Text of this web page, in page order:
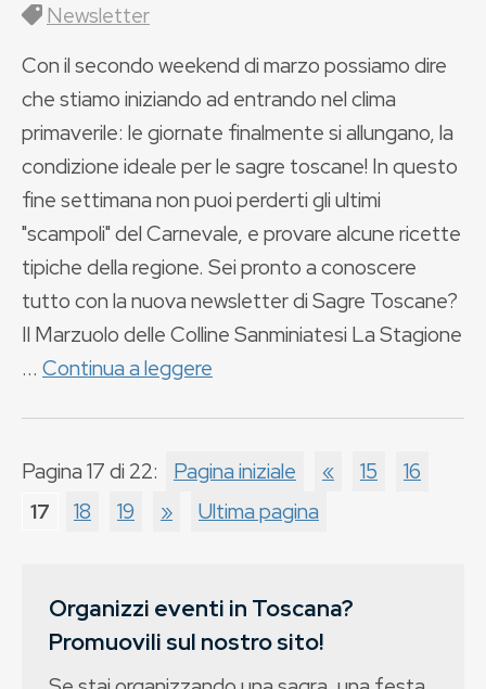
Newsletter
Con il secondo weekend di marzo possiamo dire
che stiamo iniziando ad entrando nel clima
primaverile: le giornate finalmente si allungano, la
condizione ideale per le sagre toscane! In questo
fine settimana non puoi perderti gli ultimi
"scampoli" del Carnevale, e provare alcune ricette
tipiche della regione. Sei pronto a conoscere
tutto con la nuova newsletter di Sagre Toscane?
Il Marzuolo delle Colline Sanminiatesi La Stagione
... Continua a leggere
Pagina 17 di 22: Pagina iniziale « 15
16
17
18 19 » Ultima pagina
Organizzi eventi in Toscana?
Promuovili sul nostro sito!